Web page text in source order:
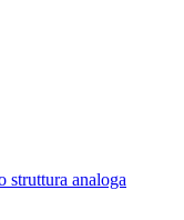
struttura analoga